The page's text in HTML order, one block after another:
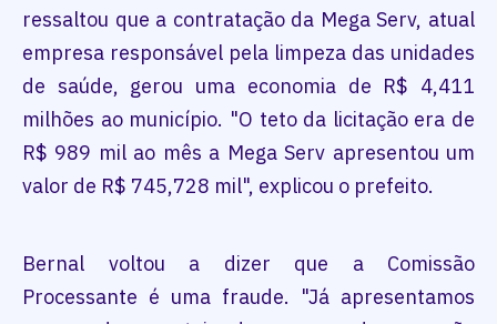
ressaltou que a contratação da Mega Serv, atual
empresa responsável pela limpeza das unidades
de saúde, gerou uma economia de R$ 4,411
milhões ao município. "O teto da licitação era de
R$ 989 mil ao mês a Mega Serv apresentou um
valor de R$ 745,728 mil", explicou o prefeito.
Bernal voltou a dizer que a Comissão
Processante é uma fraude. "Já apresentamos